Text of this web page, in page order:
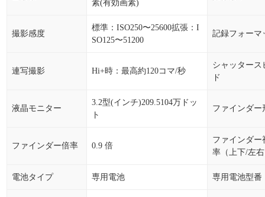
素(有効画素)
撮影感度
標準：ISO250〜25600拡張：I
SO125〜51200
記録フォーマ
連写撮影 Hi+時：最高約120コマ/秒
シャッタース
ド
液晶モニター
3.2型(インチ)209.5104万ドッ
ト
ファインダー
ファインダー倍率 0.9 倍
ファインダー
率（上下/左
電池タイプ 専用電池 専用電池型番